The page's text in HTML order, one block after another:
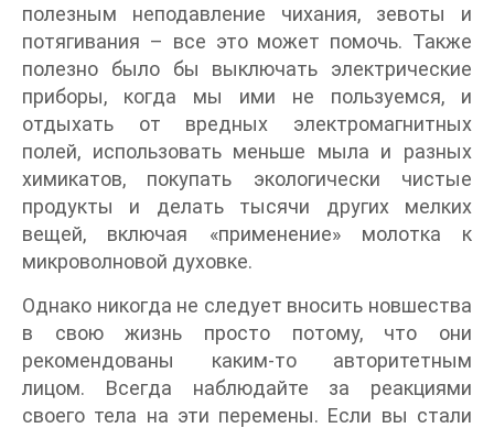
полезным неподавление чихания, зевоты и
потягивания – все это может помочь. Также
полезно было бы выключать электрические
приборы, когда мы ими не пользуемся, и
отдыхать от вредных электромагнитных
полей, использовать меньше мыла и разных
химикатов, покупать экологически чистые
продукты и делать тысячи других мелких
вещей, включая «применение» молотка к
микроволновой духовке.
Однако никогда не следует вносить новшества
в свою жизнь просто потому, что они
рекомендованы каким-то авторитетным
лицом. Всегда наблюдайте за реакциями
своего тела на эти перемены. Если вы стали